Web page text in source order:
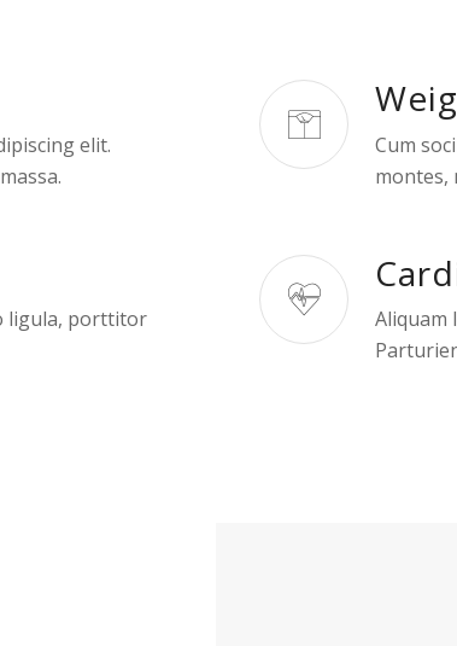
elit.
Cum
montes,
ligula, porttitor
Aliquam